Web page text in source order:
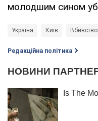
молодшим сином
Україна Київ
Редакційна політика